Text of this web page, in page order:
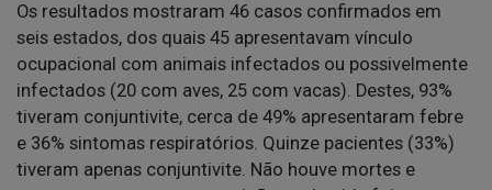
Os resultados mostraram 46 casos confirmados em
seis estados, dos quais 45 apresentavam vínculo
ocupacional com animais infectados ou possivelmente
infectados (20 com aves, 25 com vacas). Destes, 93%
tiveram conjuntivite, cerca de 49% apresentaram febre
e 36% sintomas respiratórios. Quinze pacientes (33%)
tiveram apenas conjuntivite. Não houve mortes e